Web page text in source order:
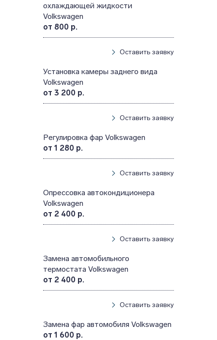
охлаждающей жидкости
Volkswagen
от 800 р.
Оставить заявку
Установка камеры заднего вида
Volkswagen
от 3 200 р.
Оставить заявку
Регулировка фар Volkswagen
от 1 280 р.
Оставить заявку
Опрессовка автокондиционера
Volkswagen
от 2 400 р.
Оставить заявку
Замена автомобильного
термостата Volkswagen
от 2 400 р.
Оставить заявку
Замена фар автомобиля Volkswagen
от 1 600 р.